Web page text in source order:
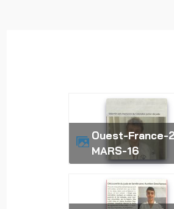
Ouest-France-2-
MARS-16